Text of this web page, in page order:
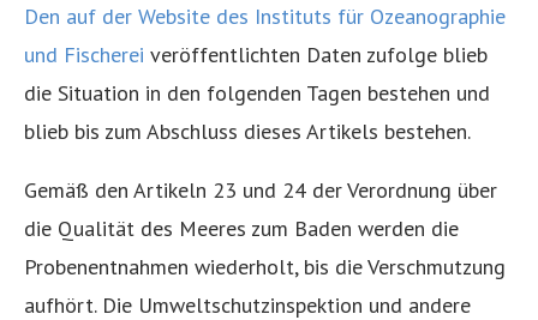
Den auf der Website des Instituts für Ozeanographie
und Fischerei veröffentlichten Daten zufolge blieb
die Situation in den folgenden Tagen bestehen und
blieb bis zum Abschluss dieses Artikels bestehen.
Gemäß den Artikeln 23 und 24 der Verordnung über
die Qualität des Meeres zum Baden werden die
Probenentnahmen wiederholt, bis die Verschmutzung
aufhört. Die Umweltschutzinspektion und andere